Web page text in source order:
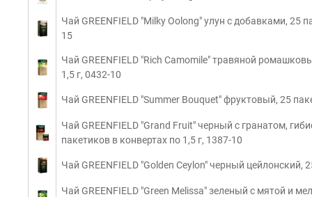
Чай GREENFIELD "Milky Oolong" улун с добавками, 25
15
Чай GREENFIELD "Rich Camomile" травяной
1,5 г, 0432-10
Чай GREENFIELD "Summer Bouquet" фруктовый, 25
Чай GREENFIELD "Grand Fruit" черный с гранатом,
пакетиков в конвертах по 1,5 г, 1387-10
Чай GREENFIELD "Golden Ceylon" черный цейлонский,
Чай GREENFIELD "Green Melissa" зеленый с мятой и